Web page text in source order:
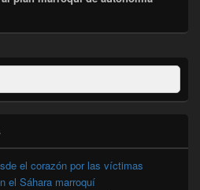
el corazón por las víctimas
el Sáhara marroquí